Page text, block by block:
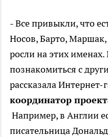
- Все привыкли, что
Носов, Барто,
росли на этих
познакомиться с
рассказала
координатор
Например, в Англии
писательница